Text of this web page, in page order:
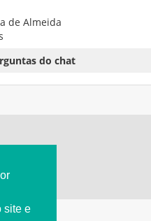
site e
de Almeida
do chat